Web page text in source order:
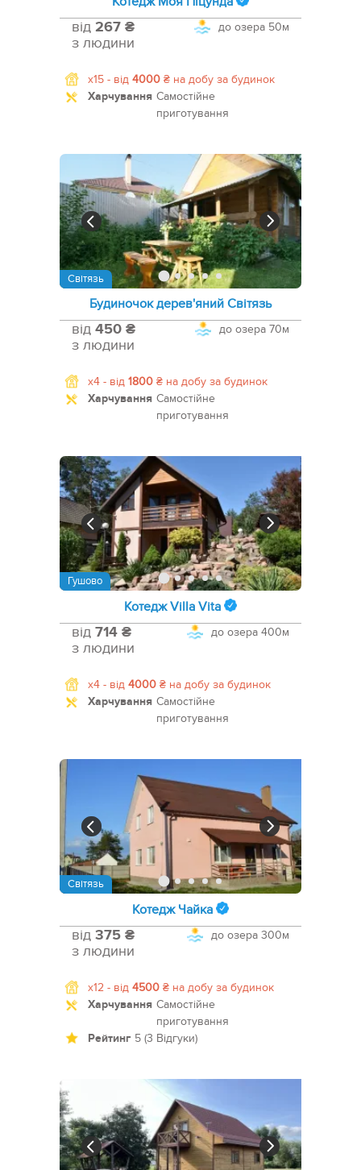
до озера 50м
від 267 ₴
з людини
x15 - від 4000 ₴ на добу за будинок
Харчування Самостійне
приготування
Світязь
Будиночок дерев'яний Світязь
до озера 70м
від 450 ₴
з людини
x4 - від 1800 ₴ на добу за будинок
Харчування Самостійне
приготування
Гушово
Котедж Villa Vita
до озера 400м
від 714 ₴
з людини
x4 - від 4000 ₴ на добу за будинок
Харчування Самостійне
приготування
Світязь
Котедж Чайка
до озера 300м
від 375 ₴
з людини
x12 - від 4500 ₴ на добу за будинок
Харчування Самостійне
приготування
Рейтинг 5 (3 Відгуки)